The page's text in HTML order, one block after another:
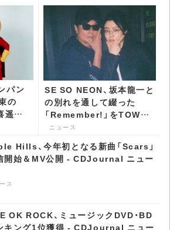
パン
の
遥香
像
ュー
SE SO NEON、坂本龍一と
の別れを通して綴った
「Remember!」をTOWA
TEIがリミックス -
CDJournal ニュース
ニュース
Hills、今年初となる新曲「Scars」
開始＆MV公開 - CDJournal ニュー
ス
OK ROCK、ミュージックDVD・BD
キング1位獲得 - CDJournal ニュー